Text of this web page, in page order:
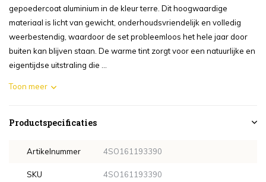
gepoedercoat aluminium in de kleur terre. Dit hoogwaardige
materiaal is licht van gewicht, onderhoudsvriendelijk en volledig
weerbestendig, waardoor de set probleemloos het hele jaar door
buiten kan blijven staan. De warme tint zorgt voor een natuurlijke en
eigentijdse uitstraling die ...
Toon meer
Productspecificaties
Artikelnummer 4SO161193390
SKU 4SO161193390